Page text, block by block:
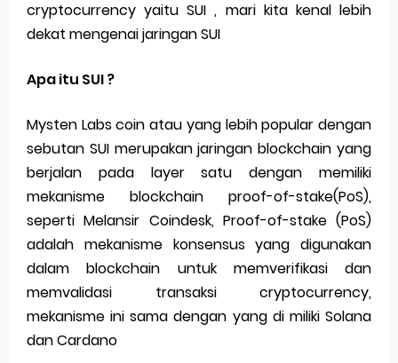
Trump Izinkan Aset Kripto dalam Rencana Pensiun 401(k) Kebijakan Baru dari Gedung Putih
5 Istilah baru Crypto yang Perlu Kamu Ketahui di Tahun 2025
Tlogies.net Portal Teknologi & AI Berbahasa Inggris dengan Fitur Terjemahan Lengkap
Saturday, 8 August
cryptocurrency yaitu SUI , mari kita kenal lebih
dekat mengenai jaringan SUI
Apa itu SUI ?
Mysten Labs coin atau yang lebih popular dengan
sebutan SUI merupakan jaringan blockchain yang
berjalan pada layer satu dengan memiliki
mekanisme blockchain proof-of-stake(PoS),
seperti Melansir Coindesk, Proof-of-stake (PoS)
adalah mekanisme konsensus yang digunakan
dalam blockchain untuk memverifikasi dan
memvalidasi transaksi cryptocurrency,
mekanisme ini sama dengan yang di miliki Solana
dan Cardano